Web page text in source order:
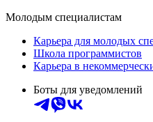
Молодым специалистам
Карьера для молодых
Школа программистов
Карьера в
Боты для уведомлений